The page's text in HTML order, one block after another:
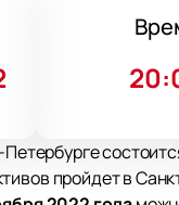
пройдет в